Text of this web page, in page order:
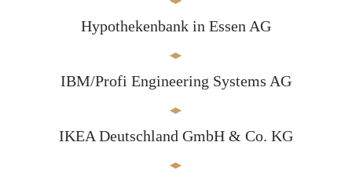
Hypothekenbank in Essen AG
IBM/Profi Engineering Systems AG
IKEA Deutschland GmbH & Co. KG